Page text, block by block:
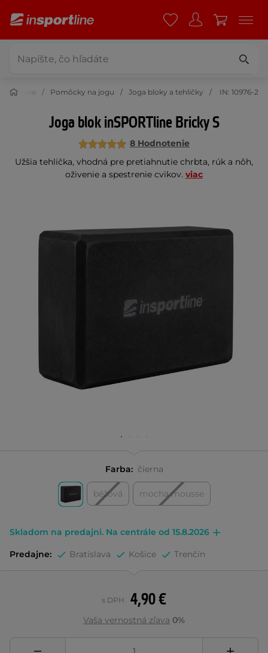
cvičenie Pomôcky na jogu Joga bloky a tehličky IN: 10976-2
Joga blok inSPORTline Bricky S
8 Hodnotenie
Užšia tehlička, vhodná pre pretiahnutie chrbta, rúk a nôh,
oživenie a spestrenie cvikov. viac
Farba: čierna
béžová mocha mousse
Skladom na predajni. Na centrále od 15.8.2026
Predajne: Bratislava Košice Trenčín
4,90 €
s DPH
Vaša vernostná zľava 0%